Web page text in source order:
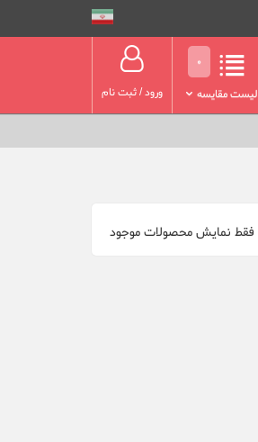
ورود/ثبت نام
0
لیست مقایسه
فقط نمایش محصولات موجود